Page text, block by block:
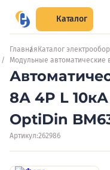
Каталог
Главная Каталог
Модульные автоматические
8А 4P L
OptiDin
Артикул:262986